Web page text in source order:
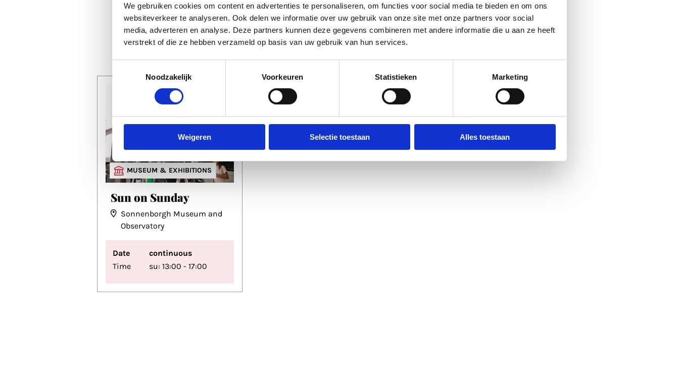
We gebruiken cookies om content en advertenties te personaliseren, om functies voor social media te bieden en om ons
websiteverkeer te analyseren. Ook delen we informatie over uw gebruik van onze site met onze partners voor social
media, adverteren en analyse. Deze partners kunnen deze gegevens combineren met andere informatie die u aan ze heeft
verstrekt of die ze hebben verzameld op basis van uw gebruik van hun services.
Noodzakelijk
Voorkeuren Statistieken Marketing
Weigeren Selectie toestaan Alles toestaan
Calendar
MUSEUM & EXHIBITIONS
Sun on Sunday
Sonnenborgh Museum and
Observatory
Date
continuous
Time
su: 13:00 - 17:00